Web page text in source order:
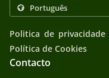
Politica de privacidade
Política de Cookies
Contacto